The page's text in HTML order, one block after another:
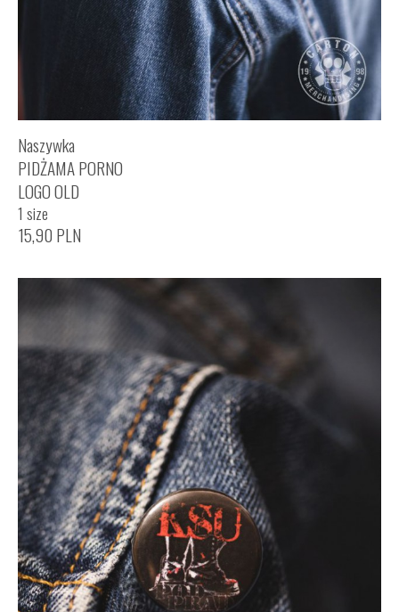
Naszywka
PIDŻAMA PORNO
LOGO OLD
1 size
15,90 PLN